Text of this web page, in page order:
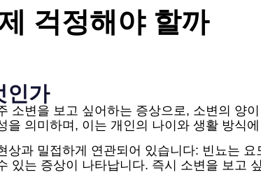
걱정해야 할까
인가
소변을 보고 싶어하는 증상으로, 소변의 양
을 의미하며, 이는 개인의 나이와 생활 방식
상과 밀접하게 연관되어 있습니다: 빈뇨는
있는 증상이 나타납니다. 즉시 소변을 보고